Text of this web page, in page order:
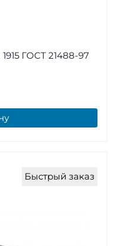
ГОСТ 21488-97
Быстрый заказ